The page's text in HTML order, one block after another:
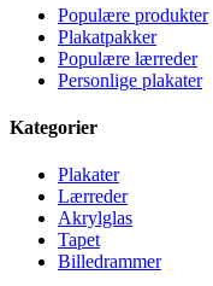
Populære produkter
Plakatpakker
Populære lærreder
Personlige plakater
Kategorier
Plakater
Lærreder
Akrylglas
Tapet
Billedrammer